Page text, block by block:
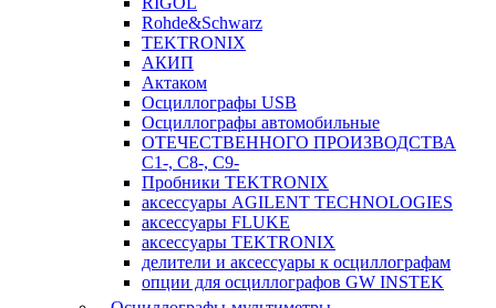
Rohde&Schwarz
TEKTRONIX
АКИП
Актаком
Осциллографы USB
Осциллографы автомобильные
ОТЕЧЕСТВЕННОГО ПРОИЗВОДСТВА
С1-, С8-, С9-
Пробники TEKTRONIX
аксессуары AGILENT TECHNOLOGIES
аксессуары FLUKE
аксессуары TEKTRONIX
делители и аксессуары к осциллографам
опции для осциллографов GW INSTEK